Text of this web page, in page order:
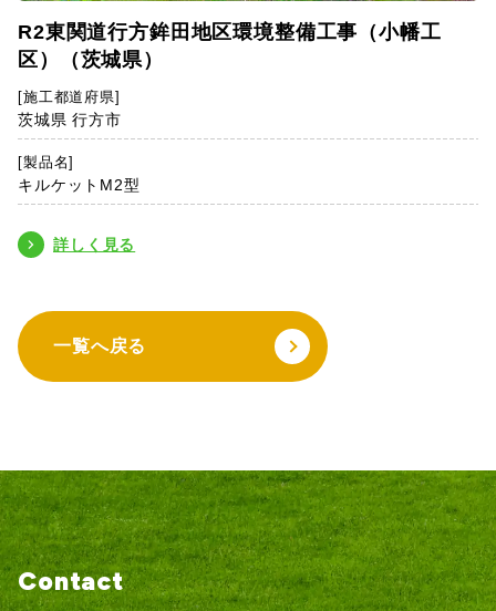
R2東関道行方鉾田地区環境整備工事（小幡工
区）（茨城県）
[施工都道府県]
茨城県 行方市
[製品名]
キルケットM2型
詳しく見る
一覧へ戻る
Contact